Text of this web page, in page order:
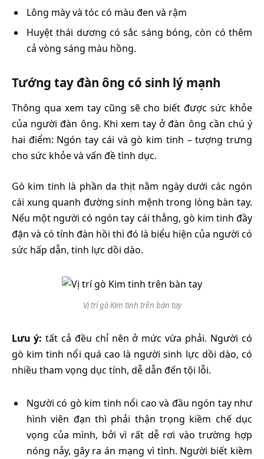
Lông mày và tóc có màu đen và rậm
Huyệt thái dương có sắc sáng bóng, còn có thêm
cả vòng sáng màu hồng.
Tướng tay đàn ông có sinh lý mạnh
Thông qua xem tay cũng sẽ cho biết được sức khỏe
của người đàn ông. Khi xem tay ở đàn ông cần chú ý
hai điểm: Ngón tay cái và gò kim tinh – tượng trưng
cho sức khỏe và vấn đề tình dục.
Gò kim tinh là phần da thịt nằm ngày dưới các ngón
cái xung quanh đường sinh mệnh trong lòng bàn tay.
Nếu một người có ngón tay cái thẳng, gò kim tinh đầy
đặn và có tính đàn hồi thì đó là biểu hiện của người có
sức hấp dẫn, tinh lực dồi dào.
Vị trí gò Kim tinh trên bàn tay
Lưu ý: tất cả đều chỉ nên ở mức vừa phải. Người có
gò kim tinh nổi quá cao là người sinh lực dồi dào, có
nhiều tham vọng dục tính, dễ dẫn đến tội lỗi.
Người có gò kim tinh nổi cao và đầu ngón tay như
hình viên đạn thì phải thận trọng kiềm chế dục
vọng của mình, bởi vì rất dễ rơi vào trường hợp
nóng nảy, gây ra án mạng vì tình. Người biết kiềm